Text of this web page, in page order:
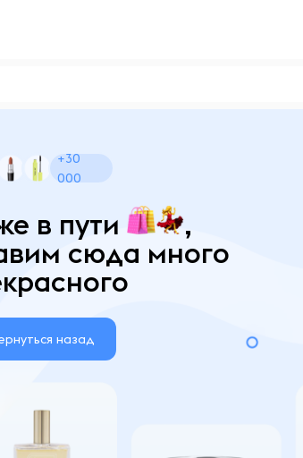
+30
000
в пути ,
сюда много
назад